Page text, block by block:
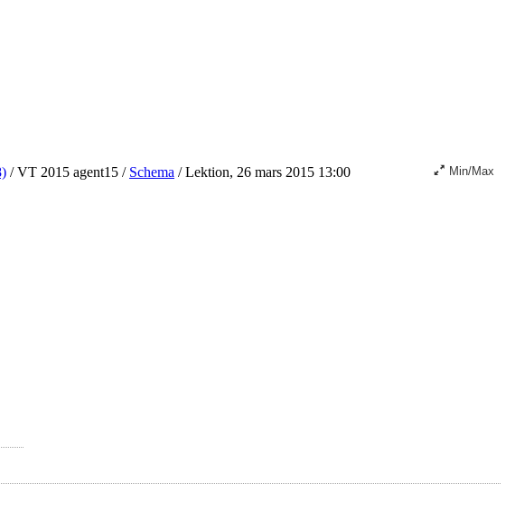
/VT 2015 agent15 / Schema /Lektion, 26 mars 2015 13:00 Min/Max